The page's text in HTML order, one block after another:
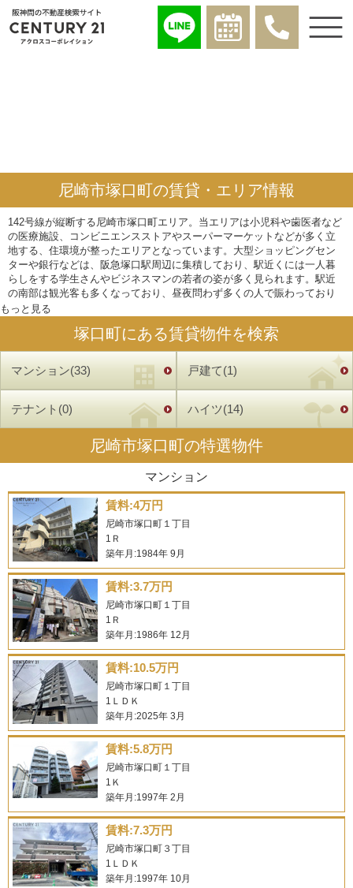
尼崎市塚口町の賃貸・エリア情報
142号線が縦断する尼崎市塚口町エリア。当エリアは小児科や歯医者など
の医療施設、コンビニエンスストアやスーパーマーケットなどが多く立
地する、住環境が整ったエリアとなっています。大型ショッピングセン
ターや銀行などは、阪急塚口駅周辺に集積しており、駅近くには一人暮
らしをする学生さんやビジネスマンの若者の姿が多く見られます。駅近
の南部は観光客も多くなっており、昼夜問わず多くの人で賑わっており
ます。さて、弊社では尼崎市塚口町エリアの賃貸物件を多数ご提供して
さい。シングル向けのアパート・マンション、ファミリー向けの戸建て
なども多数取り扱っております。※学校区は平成28年1月現在のものにな
ります。
もっと見る
塚口町にある賃貸物件を検索
マンション(33) 戸建て(1)
テナント(0) ハイツ(14)
尼崎市塚口町の特選物件
マンション
賃料:4万円
尼崎市塚口町１丁目
1Ｒ
築年月:1984年 9月
賃料:3.7万円
尼崎市塚口町１丁目
1Ｒ
築年月:1986年 12月
賃料:10.5万円
尼崎市塚口町１丁目
1ＬＤＫ
築年月:2025年 3月
賃料:5.8万円
尼崎市塚口町１丁目
1Ｋ
築年月:1997年 2月
賃料:7.3万円
尼崎市塚口町３丁目
1ＬＤＫ
築年月:1997年 10月